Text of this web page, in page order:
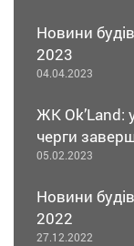
Новини
2023
04.04.2023
ЖК Оk’Land:
черги
05.02.2023
Новини
2022
27.12.2022